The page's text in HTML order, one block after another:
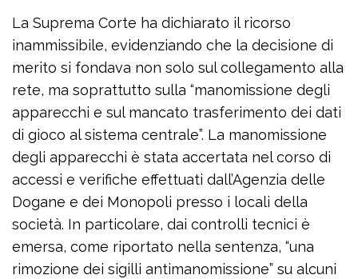
La Suprema Corte ha dichiarato il ricorso
inammissibile, evidenziando che la decisione di
merito si fondava non solo sul collegamento alla
rete, ma soprattutto sulla “manomissione degli
apparecchi e sul mancato trasferimento dei dati
di gioco al sistema centrale”. La manomissione
degli apparecchi è stata accertata nel corso di
accessi e verifiche effettuati dall’Agenzia delle
Dogane e dei Monopoli presso i locali della
società. In particolare, dai controlli tecnici è
emersa, come riportato nella sentenza, “una
rimozione dei sigilli antimanomissione” su alcuni